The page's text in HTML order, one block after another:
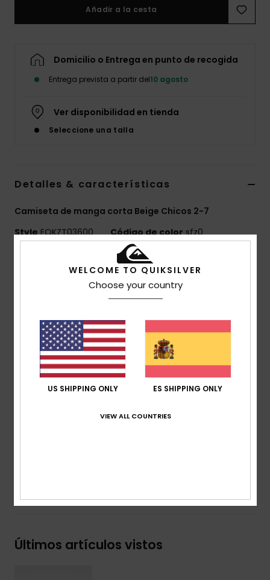
Añadir a la cesta
Domicilio o Entrega en punto de recogida
Entrega prevista a partir del10 agosto
Ver disponibilidad en tienda
Seleccione una talla
Detalles & características
Camiseta de manga corta Beige Chicos 2-7
StyleEQKZT03600 Código de colorsfz0
Confeccionado con un 25% de fibras de algodón
Tejido:tejido de punto jersey 70% algodón, 30%
algodón reciclado [160 g/m2]
Corte:corte Regular
Cuello:redondo
Otros:serigrafía en el pecho y la espalda
Últimos artículos vistos
WELCOME TO QUIKSILVER
Choose your country
US SHIPPING ONLY ES SHIPPING ONLY
VIEW ALL COUNTRIES